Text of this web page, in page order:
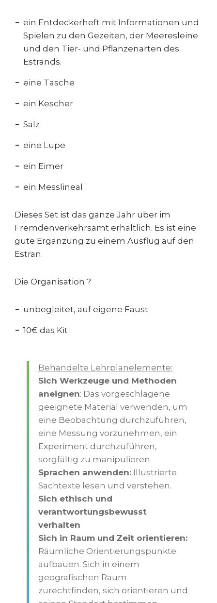
ein Entdeckerheft mit Informationen und
Spielen zu den Gezeiten, der Meeresleine
und den Tier- und Pflanzenarten des
Estrands.
eine Tasche
ein Kescher
Salz
eine Lupe
ein Eimer
ein Messlineal
Dieses Set ist das ganze Jahr über im
Fremdenverkehrsamt erhältlich. Es ist eine
gute Ergänzung zu einem Ausflug auf den
Estran.
Die Organisation ?
unbegleitet, auf eigene Faust
10€ das Kit
Behandelte Lehrplanelemente:
Sich Werkzeuge und Methoden
aneignen: Das vorgeschlagene
geeignete Material verwenden, um
eine Beobachtung durchzuführen,
eine Messung vorzunehmen, ein
Experiment durchzuführen,
sorgfältig zu manipulieren.
Sprachen anwenden: Illustrierte
Sachtexte lesen und verstehen.
Sich ethisch und
verantwortungsbewusst
verhalten
Sich in Raum und Zeit orientieren:
Räumliche Orientierungspunkte
aufbauen. Sich in einem
geografischen Raum
zurechtfinden, sich orientieren und